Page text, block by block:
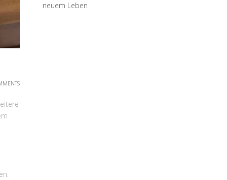
neuem Leben